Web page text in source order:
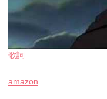
歌詞
amazon